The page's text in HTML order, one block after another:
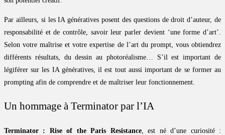
Par ailleurs, si les IA génératives posent des questions de droit d’auteur, de
responsabilité et de contrôle, savoir leur parler devient ‘une forme d’art’.
Selon votre maîtrise et votre expertise de l’art du prompt, vous obtiendrez
différents résultats, du dessin au photoréalisme… S’il est important de
légiférer sur les IA génératives, il est tout aussi important de se former au
prompting afin de comprendre et de maîtriser leur fonctionnement.
Un hommage à Terminator par l’IA
Terminator : Rise of the Paris Resistance, est né d’une curiosité :